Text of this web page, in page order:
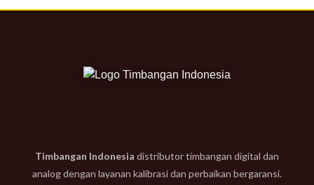
Timbangan Indonesia distributor timbangan digital dan
analog dengan layanan kalibrasi dan perbaikan bergaransi.